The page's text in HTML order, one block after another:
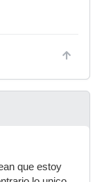
que estoy